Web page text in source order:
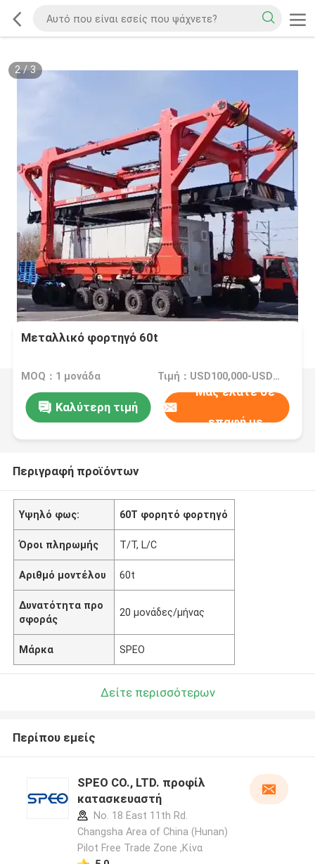
2/3
Μεταλλικό φορτηγό 60t
MOQ：1 μονάδα Τιμή：USD100,000-USD400,000/Unit
Καλύτερη τιμή
Μας ελάτε σε
επαφή με
Περιγραφή προϊόντων
Υψηλό φως: 60T φορητό φορτηγό
Όροι πληρωμής T/T, L/C
Αριθμό μοντέλου 60t
Δυνατότητα προ
σφοράς
20 μονάδες/μήνας
Μάρκα SPEO
Δείτε περισσότερων
Περίπου εμείς
SPEO CO., LTD. προφίλ
κατασκευαστή
No. 18 East 11th Rd.
Changsha Area of China (Hunan)
Pilot Free Trade Zone ,Κίνα